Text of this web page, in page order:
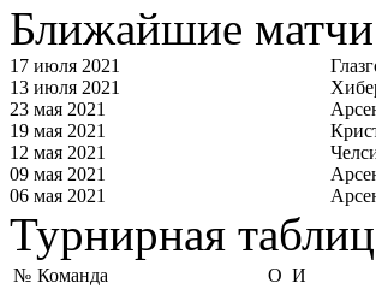
Ближайшие
17 июля 2021
13 июля 2021
23 мая 2021
19 мая 2021
12 мая 2021
09 мая 2021
06 мая 2021
Турнирная
№ Команда О И